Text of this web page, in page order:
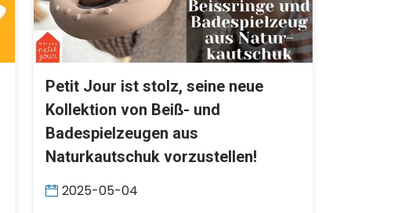
Petit Jour ist stolz, seine neue
Kollektion von Beiß- und
Badespielzeugen aus
Naturkautschuk vorzustellen!
2025-05-04